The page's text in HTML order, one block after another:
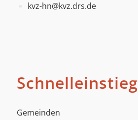
kvz-hn@kvz.drs.de
Schnelleinstieg
Gemeinden